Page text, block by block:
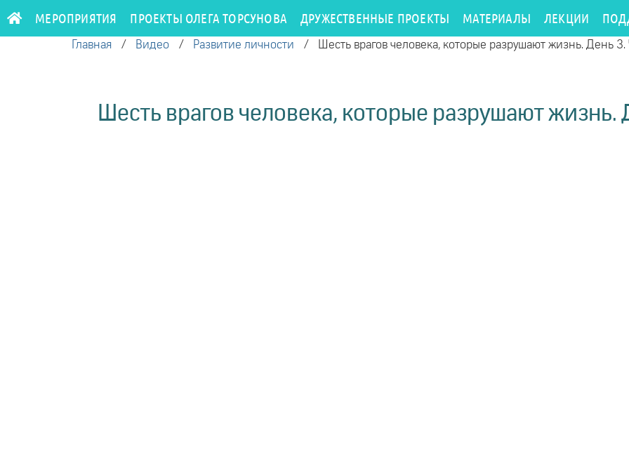
МЕРОПРИЯТИЯ ПРОЕКТЫ ОЛЕГА ТОРСУНОВА ДРУЖЕСТВЕННЫЕ ПРОЕКТЫ МАТЕРИАЛЫ ЛЕКЦИИ
Главная / Видео / Развитие личности / Шесть врагов человека, которые разрушают жизнь. День
Шесть врагов человека, которые разрушают жизнь.